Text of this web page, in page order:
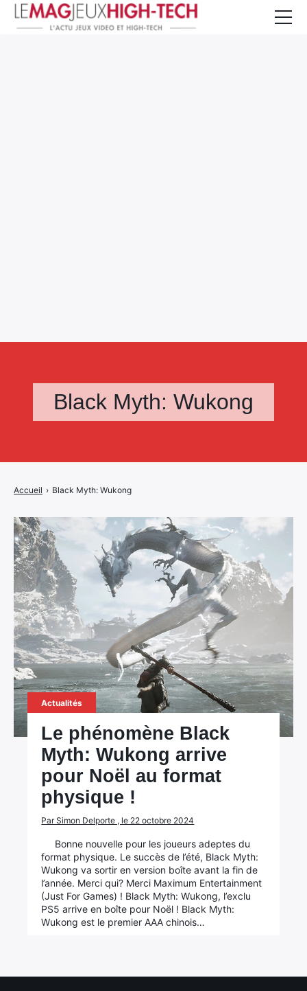
Black Myth: Wukong
Accueil › Black Myth: Wukong
Actualités
Le phénomène Black
Myth: Wukong arrive
pour Noël au format
physique !
Par Simon Delporte , le 22 octobre 2024
Bonne nouvelle pour les joueurs adeptes du
format physique. Le succès de l’été, Black Myth:
Wukong va sortir en version boîte avant la fin de
l’année. Merci qui? Merci Maximum Entertainment
(Just For Games) ! Black Myth: Wukong, l’exclu
PS5 arrive en boîte pour Noël ! Black Myth:
Wukong est le premier AAA chinois…
Rechercher